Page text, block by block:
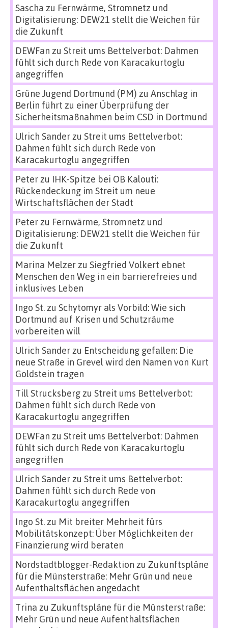
Sascha zu Fernwärme, Stromnetz und
Digitalisierung: DEW21 stellt die Weichen für
die Zukunft
DEWFan zu Streit ums Bettelverbot: Dahmen
fühlt sich durch Rede von Karacakurtoglu
angegriffen
Grüne Jugend Dortmund (PM) zu Anschlag in
Berlin führt zu einer Überprüfung der
Sicherheitsmaßnahmen beim CSD in Dortmund
Ulrich Sanderzu Streit ums Bettelverbot:
Dahmen fühlt sich durch Rede von
Karacakurtoglu angegriffen
Peterzu IHK-Spitze bei OB Kalouti:
Rückendeckung im Streit um neue
Wirtschaftsflächen der Stadt
Peterzu Fernwärme, Stromnetz und
Digitalisierung: DEW21 stellt die Weichen für
die Zukunft
Marina Melzerzu Siegfried Volkert ebnet
Menschen den Weg in ein barrierefreies und
inklusives Leben
Ingo St.zu Schytomyr als Vorbild: Wie sich
Dortmund auf Krisen und Schutzräume
vorbereiten will
Ulrich Sanderzu Entscheidung gefallen: Die
neue Straße in Grevel wird den Namen von Kurt
Goldstein tragen
Till Strucksbergzu Streit ums Bettelverbot:
Dahmen fühlt sich durch Rede von
Karacakurtoglu angegriffen
DEWFan zu Streit ums Bettelverbot: Dahmen
fühlt sich durch Rede von Karacakurtoglu
angegriffen
Ulrich Sanderzu Streit ums Bettelverbot:
Dahmen fühlt sich durch Rede von
Karacakurtoglu angegriffen
Ingo St.zu Mit breiter Mehrheit fürs
Mobilitätskonzept: Über Möglichkeiten der
Finanzierung wird beraten
Nordstadtblogger-Redaktion zu Zukunftspläne
für die Münsterstraße: Mehr Grün und neue
Aufenthaltsflächen angedacht
Trina zu Zukunftspläne für die Münsterstraße:
Mehr Grün und neue Aufenthaltsflächen